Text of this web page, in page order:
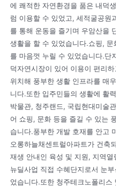
에 쾌적한 자연환경을 품은 내덕
럼 이용할 수 있었고, 세적굴공원
를 통해 운동을 즐기며 우암산을
생활을 할 수 있었습니다.쇼핑,
를 마음껏 누릴 수 있었습니다.단
덕자연시장이 있어 이용이 편리
위치해 풍부한 생활 인프라를 매
니다.또한 입주민들의 생활에 활
박물관, 청주랜드, 국립현대미술
어 쇼핑, 문화 등을 즐길 수 있는
습니다.풍부한 개발 호재를 안고
오롱하늘채센트럴아파트가 건축
재생 안내인 육성 및 지원, 지역
뉴딜사업 직접 수혜단지로서 눈
었습니다.또한 청주테크노폴리스